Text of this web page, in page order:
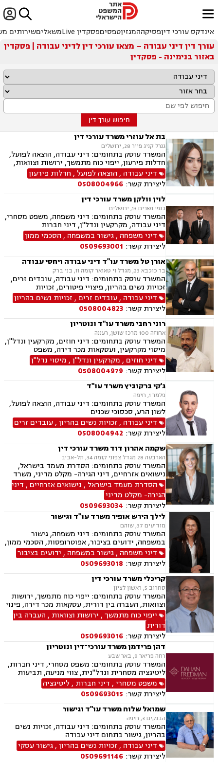

ﱐ
אינדקס עורכי דיןפסיקההמגזיןטפסיםפסקדין Live משאליםשירותים
עורך דין דיני עבודה – מצאו עורכי דין לדיני עבודה | פסקדין
באזור בנימינה - פסקדין
חיפוש עורך דין
בת אל עוזרי משרד עורכי דין
גנרל קניג פייר 28, ירושלים
המשרד עוסק בתחומים: דיני עבודה, הוצאה לפועל,
חדלות פירעון, ייפוי כוח מתמשך, ירושות וצוואות,
ביטוח לאומי
דיני עבודה , הוצאה לפועל , חדלות פירעון
ליצירת קשר: 0508004966
לוין וולקן משרד עורכי דין
כנפי נשרים 13, ירושלים
המשרד עוסק בתחומים: דיני משפחה, משפט מסחרי,
דיני עבודה, מקרקעין ונדל"ן, דיני חברות
דיני משפחה ,גישור במשפחה , הסכמי ממון
ליצירת קשר: 0509693001
אורן טל משרד עו"ד דיני עבודה ויחסי עבודה
בר כוכבא 23, מגדל וי טאואר קומה 11, בני ברק
המשרד עוסק בתחומים: דיני עבודה, עובדים זרים,
זכויות נשים בהריון, פיצויי פיטורים, זכויות
סוציאליות, שעות נוספות, פיטורים שלא כדין, הרעת
תנאים, הטרדה מינית במקום העבודה, אפליה
תעסוקתית, מחלוקות הנוגעות לעמלות ובונוסים,
סוגיות הקשורות לפרילנסרים וקבלנים עצמאיים,
ליווי קבוצות עובדים בהליכי פירוק.
דיני עבודה ,עובדים זרים , זכויות נשים בהריון
ליצירת קשר: 0508004823
רוני רחבי משרד עו"ד ונוטריון
אחוזה 100 מרכז שושן, רעננה
המשרד עוסק בתחומים: דיני חוזים, מקרקעין ונדל"ן,
מיסוי מקרקעין, ועסקאות מכר דירה, משפט
אזרחי-מסחרי, ייפוי כוח מתמשך, ירושות וצוואות,
דיני עבודה, דיני משפחה, הסכמי ממון, נזקי גוף
ותאונות, נוטריון.
דיני חוזים , מקרקעין ונדל"ן, מיסוי נדל"ן
ליצירת קשר: 0508004979
ג'קי ברקוביץ משרד עו"ד
פלמר 1, חיפה
המשרד עוסק בתחומים: דיני עבודה, הוצאה לפועל,
לשון הרע, סכסוכי שכנים
דיני עבודה , זכויות נשים בהריון,עובדים זרים
ליצירת קשר: 0508004942
שקמה אהרון דוד משרד עורכי דין
הארבעה 28 מגדל צפוני קומה 34, תל-אביב
המשרד עוסק בתחומים: הסדרת מעמד בישראל,
נישואים אזרחיים, דיני הגירה- מקלט מדיני, משרד
הפנים, אזרחויות ואשרות, אשרות עבודה, דיני
עבודה, זכויות נשים בהריון, חוקתי מנהלי, מומחים
לדין הזר.
הסדרת מעמד בישראל , נישואים אזרחיים , דיני
הגירה- מקלט מדיני
ליצירת קשר: 0509693034
לילך הירש אופיר משרד עו"ד וגישור
מודיעים 37, שוהם
המשרד עוסק בתחומים: דיני משפחה, גישור
במשפחה, ידועים בציבור, אפוטרופסות, הסכמי ממון,
מזונות, משמורת, גירושין, נישואים אזרחיים, חלוקת
רכוש, מעמד אישי, תיאום הורי, זמני שהות, ניכור
הורי, ירושות וצוואות, ייפוי כוח מתמשך, לשון הרע,
דיני עבודה
דיני משפחה ,גישור במשפחה , ידועים בציבור
ליצירת קשר: 0509693018
קריכלי משרד עורכי דין
סחרוב 5, ראשון לציון
המשרד עוסק בתחומים: ייפוי כוח מתמשך, ירושות
וצוואות, העברה בין דורית, עסקאות מכר דירה, פינוי
מושכר, דיני עבודה.
ייפוי כוח מתמשך, ירושות וצוואות , העברה בין
דורית
ליצירת קשר: 0509693016
דהן פרידמן משרד עורכי־דין ונוטריון
רחה פריאר 9, באר שבע
המשרד עוסק בתחומים: משפט מסחרי, דיני חברות,
ליטיגציה מסחרית ונדל"נית, צווי מניעה, תביעות
מקרקעין, דיני חוזים, ייפוי כוח מתמשך, ירושות
וצוואות, מסחר בינלאומי, משפט אזרחי, סכסוכי
שכנים, דיני עבודה, הסכמי ממון, מיסוי עירוני, מיסוי
נדל"ן, ארנונה, היטל פיתוח, היטל השבחה, נוטריון.
משפט מסחרי, דיני חברות ,ליטיגציה
ליצירת קשר: 0509693015
שמואל שלוח משרד עו"ד וגישור
הבנקים 3, חיפה
המשרד עוסק בתחומים: דיני עבודה, זכויות נשים
בהריון, גישור בתחום דיני עבודה
דיני עבודה , זכויות נשים בהריון,גישור עסקי
ליצירת קשר: 0509691146